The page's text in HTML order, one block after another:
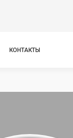
КОНТАКТЫ